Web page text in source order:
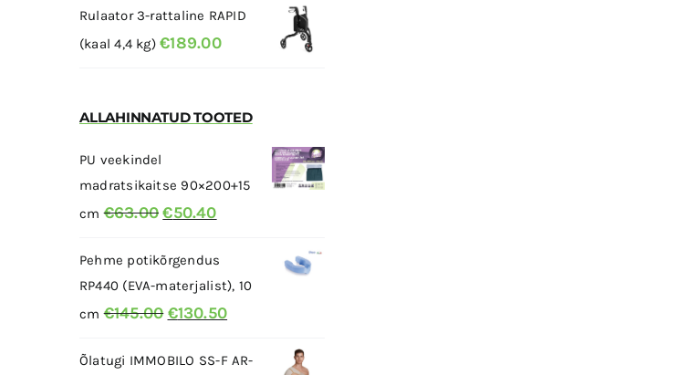
Rulaator 3-rattaline RAPID
(kaal 4,4 kg) €189.00
ALLAHINNATUD TOOTED
PU veekindel
madratsikaitse 90×200+15
cm €63.00 Algne
oli:
€63.00.
€50.40Current
is:
€50.40.
Pehme potikõrgendus
RP440 (EVA-materjalist), 10
cm €145.00 Algne
oli:
€130.50Current
is:
Õlatugi IMMOBILO SS-F AR-